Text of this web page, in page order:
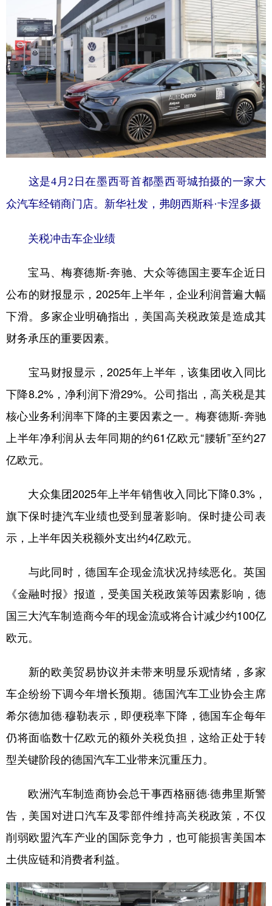
天津 河北 山西
辽宁 吉林 上海 江苏
浙江 安徽 福建 江西
河南 湖北 湖南
广东 广西 海南 重庆
四川 贵州 云南 西藏
多语种频道
Русский язык 日本語 한국어
Deutsch Português
这是4月2日在墨西哥首都墨西哥城拍摄的一家大
众汽车经销商门店。新华社发，弗朗西斯科·卡涅多摄
关税冲击车企业绩
宝马、梅赛德斯-奔驰、大众等德国主要车企近日
公布的财报显示，2025年上半年，企业利润普遍大幅
下滑。多家企业明确指出，美国高关税政策是造成其
财务承压的重要因素。
宝马财报显示，2025年上半年，该集团收入同比
下降8.2%，净利润下滑29%。公司指出，高关税是其
核心业务利润率下降的主要因素之一。梅赛德斯-奔驰
上半年净利润从去年同期的约61亿欧元“腰斩”至约27
亿欧元。
大众集团2025年上半年销售收入同比下降0.3%，
旗下保时捷汽车业绩也受到显著影响。保时捷公司表
示，上半年因关税额外支出约4亿欧元。
与此同时，德国车企现金流状况持续恶化。英国
《金融时报》报道，受美国关税政策等因素影响，德
国三大汽车制造商今年的现金流或将合计减少约100亿
欧元。
新的欧美贸易协议并未带来明显乐观情绪，多家
车企纷纷下调今年增长预期。德国汽车工业协会主席
希尔德加德·穆勒表示，即便税率下降，德国车企每年
仍将面临数十亿欧元的额外关税负担，这给正处于转
型关键阶段的德国汽车工业带来沉重压力。
欧洲汽车制造商协会总干事西格丽德·德弗里斯警
告，美国对进口汽车及零部件维持高关税政策，不仅
削弱欧盟汽车产业的国际竞争力，也可能损害美国本
土供应链和消费者利益。